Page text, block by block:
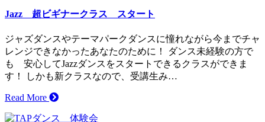
Jazz 超ビギナークラス スタート
ジャズダンスやテーマパークダンスに憧れながら今までチャ
レンジできなかったあなたのために！ ダンス未経験の方で
も 安心してJazzダンスをスタートできるクラスができま
す！ しかも新クラスなので、受講生み…
Read More